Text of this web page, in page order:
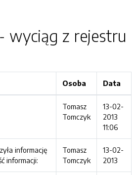
wyciąg z rejestru
Osoba Data
Tomasz
Tomczyk
13-02-
2013
11:06
informację
informacji:
Tomasz
Tomczyk
13-02-
2013